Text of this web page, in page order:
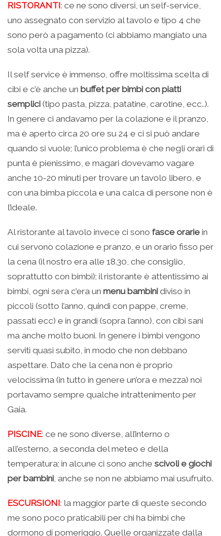
RISTORANTI: ce ne sono diversi, un self-service,
uno assegnato con servizio al tavolo e tipo 4 che
sono però a pagamento (ci abbiamo mangiato una
sola volta una pizza).
Il self service è immenso, offre moltissima scelta di
cibi e c’è anche un buffet per bimbi con piatti
semplici (tipo pasta, pizza, patatine, carotine, ecc..).
In genere ci andavamo per la colazione e il pranzo,
ma è aperto circa 20 ore su 24 e ci si può andare
quando si vuole; l’unico problema è che negli orari di
punta è pienissimo, e magari dovevamo vagare
anche 10-20 minuti per trovare un tavolo libero, e
con una bimba piccola e una calca di persone non è
l’ideale.
Al ristorante al tavolo invece ci sono fasce orarie in
cui servono colazione e pranzo, e un orario fisso per
la cena (il nostro era alle 18.30, che consiglio,
soprattutto con bimbi); il ristorante è attentissimo ai
bimbi, ogni sera c’era un menu bambini diviso in
piccoli (sotto l’anno, quindi con pappe, creme,
passati ecc) e in grandi (sopra l’anno), con cibi sani
ma anche molto buoni. In genere i bimbi vengono
serviti quasi subito, in modo che non debbano
aspettare. Dato che la cena non è proprio
velocissima (in tutto in genere un’ora e mezza) noi
portavamo sempre qualche intrattenimento per
Gaia.
PISCINE: ce ne sono diverse, all’interno o
all’esterno, a seconda del meteo e della
temperatura; in alcune ci sono anche scivoli e giochi
per bambini, anche se non ne abbiamo mai usufruito.
ESCURSIONI: la maggior parte di queste secondo
me sono poco praticabili per chi ha bimbi che
dormono di pomeriggio. Quelle organizzate dalla